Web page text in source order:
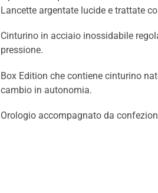
Lancette argentate lucide e trattate
Cinturino in acciaio inossidabile
pressione.
Box Edition che contiene cinturino
cambio in autonomia.
Orologio accompagnato da